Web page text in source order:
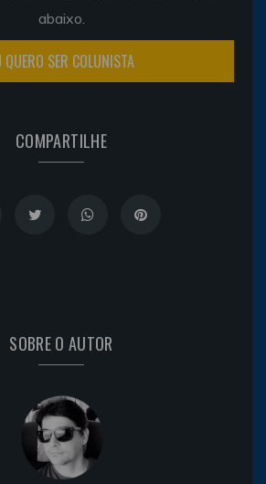
abaixo.
QUERO SER COLUNISTA
COMPARTILHE
SOBRE O AUTOR